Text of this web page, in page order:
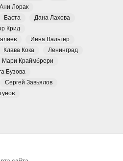
Ани Лорак
Баста
Дана Лахова
Крид
Инна Вальтер
Клава Кока
Ленинград
Мари Краймбрери
Бузова
Сергей Завьялов